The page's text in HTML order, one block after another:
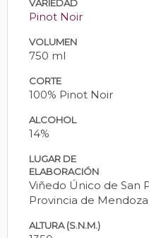
VARIEDAD
Pinot Noir
VOLUMEN
750 ml
CORTE
100% Pinot Noir
ALCOHOL
14%
LUGAR DE
ELABORACIÓN
Viñedo Único de San
Provincia de
ALTURA (S.N.M.)